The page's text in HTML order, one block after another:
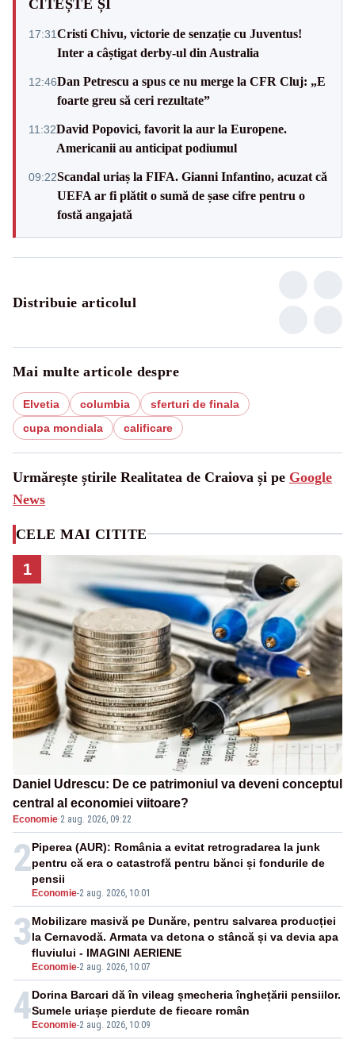
CITEȘTE ȘI
17:31Cristi Chivu, victorie de senzație cu Juventus!
Inter a câștigat derby-ul din Australia
12:46Dan Petrescu a spus ce nu merge la CFR Cluj: „E
foarte greu să ceri rezultate”
11:32David Popovici, favorit la aur la Europene.
Americanii au anticipat podiumul
09:22Scandal uriaș la FIFA. Gianni Infantino, acuzat că
UEFA ar fi plătit o sumă de șase cifre pentru o
fostă angajată
Distribuie articolul
Mai multe articole despre
Elvetia columbia
sferturi de finala
cupa mondiala
calificare
Urmărește știrile Realitatea de Craiova și pe Google
News
CELE MAI CITITE
1
Daniel Udrescu: De ce patrimoniul va deveni conceptul
central al economiei viitoare?
Economie·2 aug. 2026, 09:22
2
Economie-2 aug. 2026, 10:01
Piperea (AUR): România a evitat retrogradarea la junk
pentru că era o catastrofă pentru bănci și fondurile de
pensii
3
Economie-2 aug. 2026, 10:07
Mobilizare masivă pe Dunăre, pentru salvarea producției
la Cernavodă. Armata va detona o stâncă și va devia apa
fluviului - IMAGINI AERIENE
4 Economie-2 aug. 2026, 10:09
Dorina Barcari dă în vileag șmecheria înghețării pensiilor.
Sumele uriașe pierdute de fiecare român